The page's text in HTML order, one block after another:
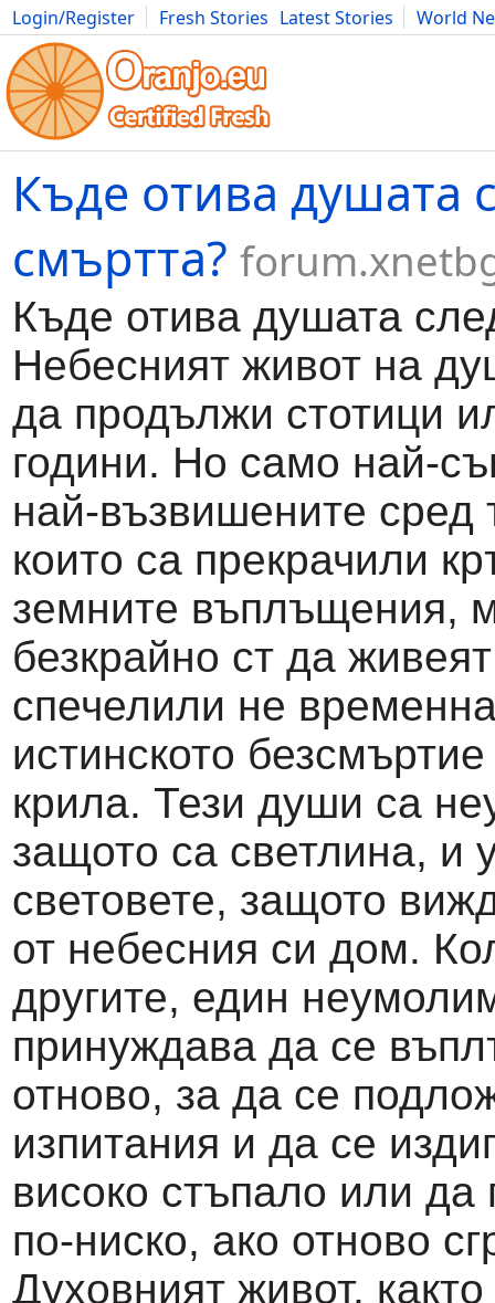
Login/Register Fresh Stories Latest Stories
World
Movies Anime Music Art Cars Advice Science
Къде отива душата
смъртта?
Къде отива душата
Небесният живот на
да продължи стотици
години. Но само най-
най-възвишените сред
които са прекрачили
земните въплъщения,
безкрайно ст да
спечелили не
истинското
крила. Тези души са
защото са светлина, и
световете, защото
от небесния си дом.
другите, един
принуждава да се
отново, за да се
изпитания и да се
високо стъпало или да
по-ниско, ако отново
Духовният живот,